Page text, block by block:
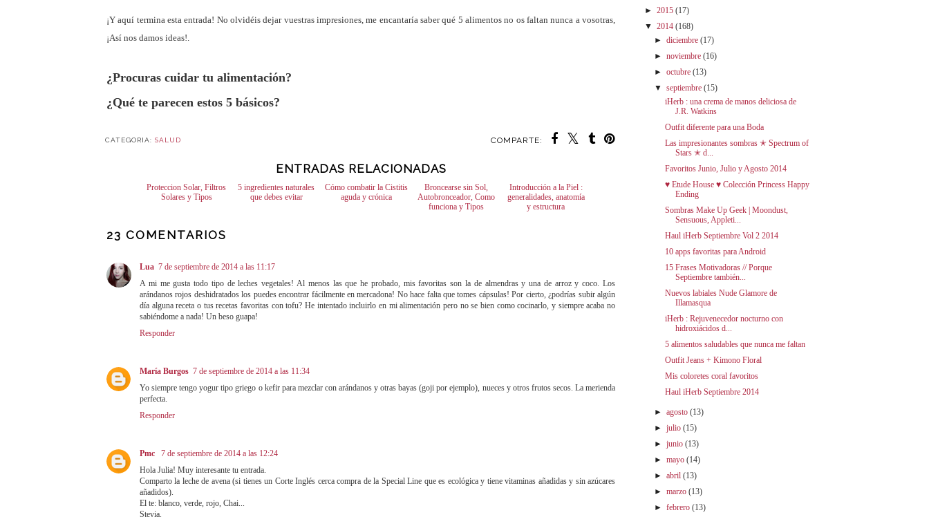
¡Y aquí termina esta entrada! No olvidéis dejar vuestras impresiones, me encantaría saber qué 5 alimentos no os faltan nunca a vosotras,
¡Así nos damos ideas!.
¿Procuras cuidar tu alimentación?
¿Qué te parecen estos 5 básicos?
COMPARTE:
ENTRADAS RELACIONADAS
Proteccion Solar, Filtros
Solares y Tipos
5 ingredientes naturales
que debes evitar
aguda y crónica
Autobronceador, Como
funciona y Tipos
generalidades, anatomía
y estructura
CATEGORIA: SALUD
23 COMENTARIOS
A mi me gusta todo tipo de leches vegetales! Al menos las que he probado, mis favoritas son la de almendras y una de arroz y coco. Los
arándanos rojos deshidratados los puedes encontrar fácilmente en mercadona! No hace falta que tomes cápsulas! Por cierto, ¿podrías subir algún
día alguna receta o tus recetas favoritas con tofu? He intentado incluirlo en mi alimentación pero no se bien como cocinarlo, y siempre acaba no
sabiéndome a nada! Un beso guapa!
Responder
María Burgos 7 de septiembre de 2014 a las 11:34
Yo siempre tengo yogur tipo griego o kefir para mezclar con arándanos y otras bayas (goji por ejemplo), nueces y otros frutos secos. La merienda
perfecta.
Responder
► 2015 (17)
▼ 2014 (168)
►diciembre (17)
►noviembre (16)
►octubre (13)
▼ septiembre (15)
iHerb : una crema de manos deliciosa de
J.R. Watkins
Outfit diferente para una Boda
Las impresionantes sombras ✭ Spectrum of
Stars ✭ d...
Favoritos Junio, Julio y Agosto 2014
♥ Etude House ♥ Colección Princess Happy
Ending
Sombras Make Up Geek | Moondust,
Sensuous, Appleti...
Haul iHerb Septiembre Vol 2 2014
10 apps favoritas para Android
15 Frases Motivadoras // Porque
Septiembre también...
Nuevos labiales Nude Glamore de
Illamasqua
iHerb : Rejuvenecedor nocturno con
hidroxiácidos d...
5 alimentos saludables que nunca me faltan
Outfit Jeans + Kimono Floral
Mis coloretes coral favoritos
Haul iHerb Septiembre 2014
►agosto (13)
►julio (15)
►junio (13)
►mayo (14)
►abril (13)
►marzo (13)
►febrero (13)